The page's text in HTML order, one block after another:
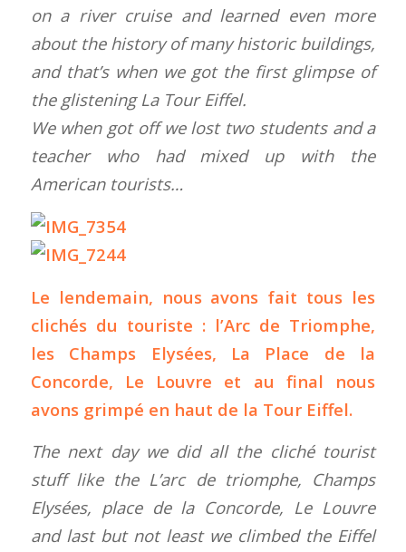
on a river cruise and learned even more
about the history of many historic buildings,
and that’s when we got the first glimpse of
the glistening La Tour Eiffel.
We when got off we lost two students and a
teacher who had mixed up with the
American tourists…
Le lendemain, nous avons fait tous les
clichés du touriste : l’Arc de Triomphe,
les Champs Elysées, La Place de la
Concorde, Le Louvre et au final nous
avons grimpé en haut de la Tour Eiffel.
The next day we did all the cliché tourist
stuff like the L’arc de triomphe, Champs
Elysées, place de la Concorde, Le Louvre
and last but not least we climbed the Eiffel